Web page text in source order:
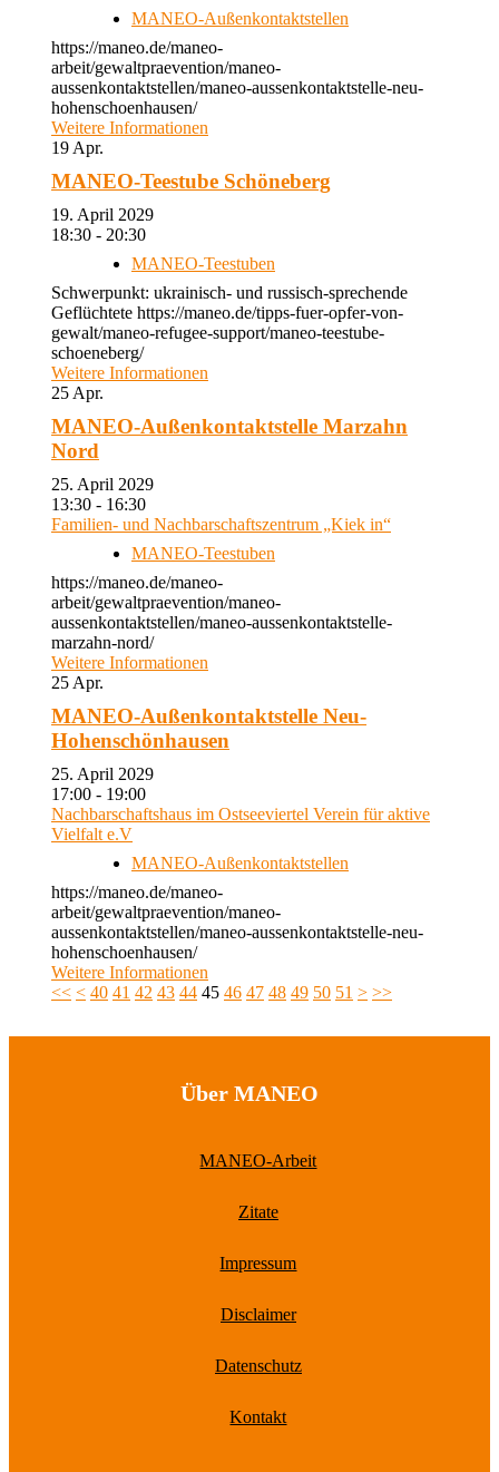
MANEO-Außenkontaktstellen
https://maneo.de/maneo-
arbeit/gewaltpraevention/maneo-
aussenkontaktstellen/maneo-aussenkontaktstelle-neu-
hohenschoenhausen/
Weitere Informationen
19 Apr.
MANEO-Teestube Schöneberg
19. April 2029
18:30 - 20:30
MANEO-Teestuben
Schwerpunkt: ukrainisch- und russisch-sprechende
Geflüchtete https://maneo.de/tipps-fuer-opfer-von-
gewalt/maneo-refugee-support/maneo-teestube-
schoeneberg/
Weitere Informationen
25 Apr.
MANEO-Außenkontaktstelle Marzahn
Nord
25. April 2029
13:30 - 16:30
Familien- und Nachbarschaftszentrum „Kiek in“
MANEO-Teestuben
https://maneo.de/maneo-
arbeit/gewaltpraevention/maneo-
aussenkontaktstellen/maneo-aussenkontaktstelle-
marzahn-nord/
Weitere Informationen
25 Apr.
MANEO-Außenkontaktstelle Neu-
Hohenschönhausen
25. April 2029
17:00 - 19:00
Nachbarschaftshaus im Ostseeviertel Verein für aktive
Vielfalt e.V
MANEO-Außenkontaktstellen
https://maneo.de/maneo-
arbeit/gewaltpraevention/maneo-
aussenkontaktstellen/maneo-aussenkontaktstelle-neu-
hohenschoenhausen/
Weitere Informationen
<< < 40 41 42 43 44 45 46 47 48 49 50 51 > >>
Über MANEO
MANEO-Arbeit
Zitate
Impressum
Disclaimer
Datenschutz
Kontakt